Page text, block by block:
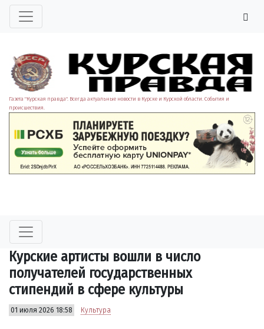
Газета "Курская правда". Всегда актуальные новости в Курске и Курской области. События и
происшествия.
Курские артисты вошли в число
получателей государственных
стипендий в сфере культуры
01 июля 2026 18:58 Культура